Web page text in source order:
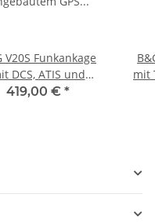
V20S Funkankage
DCS, ATIS und
GPS 000-
419,00 € *
mit